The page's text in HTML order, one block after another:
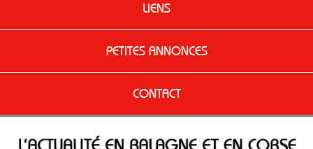
LIENS
PETITES ANNONCES
CONTACT